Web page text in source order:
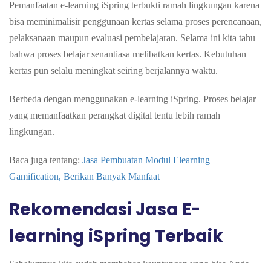
Pemanfaatan e-learning iSpring terbukti ramah lingkungan karena
bisa meminimalisir penggunaan kertas selama proses perencanaan,
pelaksanaan maupun evaluasi pembelajaran. Selama ini kita tahu
bahwa proses belajar senantiasa melibatkan kertas. Kebutuhan
kertas pun selalu meningkat seiring berjalannya waktu.
Berbeda dengan menggunakan e-learning iSpring. Proses belajar
yang memanfaatkan perangkat digital tentu lebih ramah
lingkungan.
Baca juga tentang: Jasa Pembuatan Modul Elearning
Gamification, Berikan Banyak Manfaat
Rekomendasi Jasa E-
learning iSpring Terbaik